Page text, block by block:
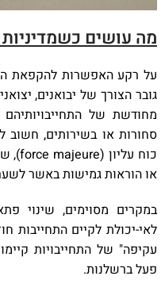
מה עושים
על רקע האפשרות להקפאת
גובר הצורך של יבואנים,
מחודשת של
סחורות או בשירותים, חשוב
או הוראות גמישות באשר
במקרים מסוימים, שינוי
לאי-יכולת לקיים התחייבות
עקיפה" של התחייבויות
פעל ברשלנות.